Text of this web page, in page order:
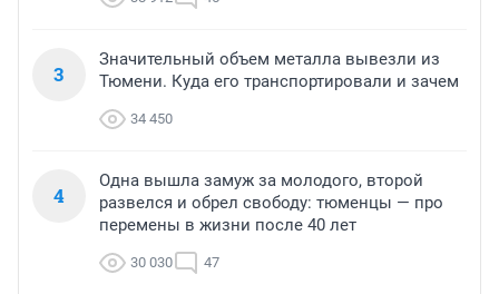
3
Значительный объем металла вывезли из
Тюмени. Куда его транспортировали и зачем
34 450
4
Одна вышла замуж за молодого, второй
развелся и обрел свободу: тюменцы — про
перемены в жизни после 40 лет
30 030 47